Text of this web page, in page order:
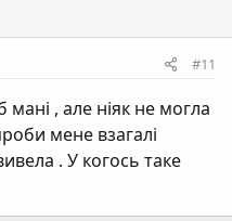
#11
, але ніяк не могла
мене взагалі
. У когось таке